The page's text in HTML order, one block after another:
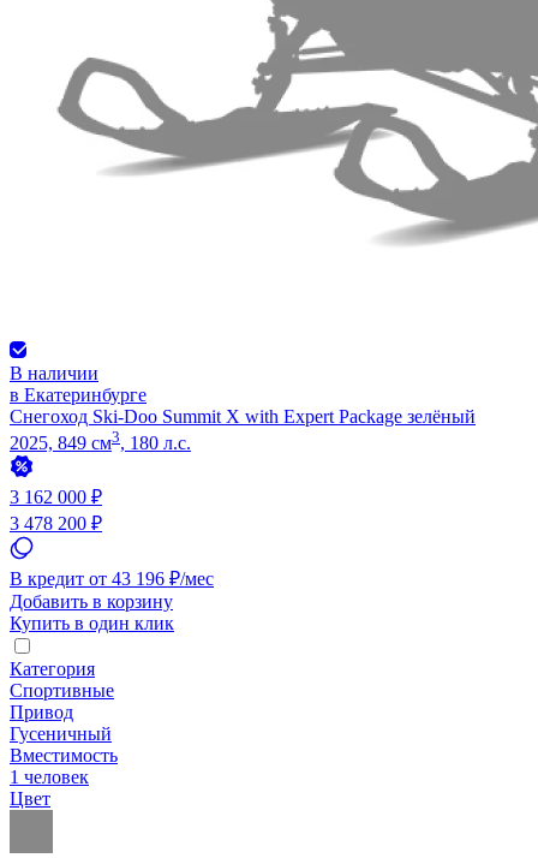
В наличии
в Екатеринбурге
Снегоход Ski-Doo Summit X with Expert Package зелёный
2025, 849 см3, 180 л.с.
3 162 000 ₽
3 478 200 ₽
В кредит от 43 196 ₽/мес
Добавить в корзину
Купить в один клик
Категория
Спортивные
Привод
Гусеничный
Вместимость
1 человек
Цвет